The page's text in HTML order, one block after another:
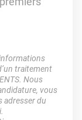
traitement
Nous
vous
adresser du